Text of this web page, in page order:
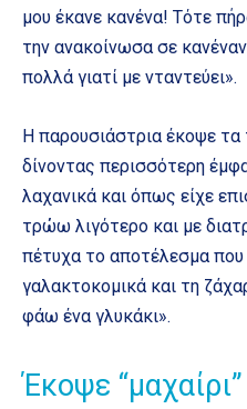
μου έκανε κανένα! Τότε
την ανακοίνωσα σε
πολλά γιατί με νταντεύει».
Η παρουσιάστρια έκοψε τα
δίνοντας περισσότερη
λαχανικά και όπως είχε
τρώω λιγότερο και με
πέτυχα το αποτέλεσμα
γαλακτοκομικά και τη
φάω ένα γλυκάκι».
Έκοψε